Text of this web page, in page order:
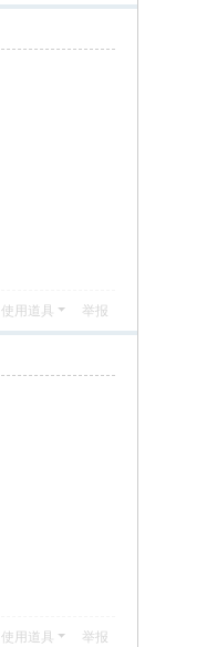
使用道具 举报
使用道具 举报